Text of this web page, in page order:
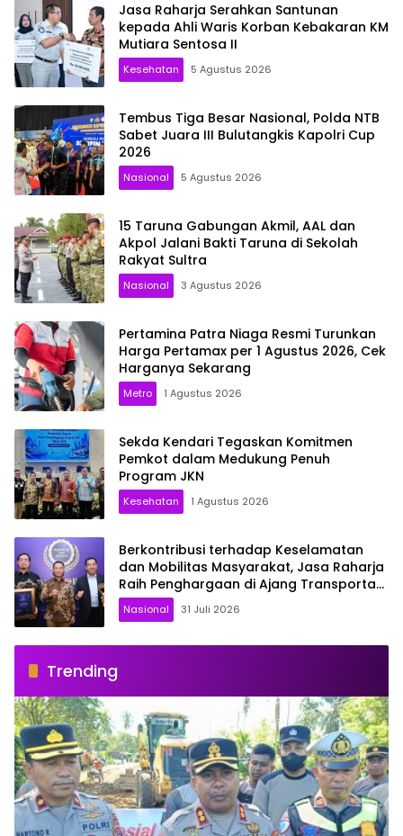
Jasa Raharja Serahkan Santunan
kepada Ahli Waris Korban Kebakaran KM
Mutiara Sentosa II
Kesehatan 5 Agustus 2026
Tembus Tiga Besar Nasional, Polda NTB
Sabet Juara III Bulutangkis Kapolri Cup
2026
Nasional 5 Agustus 2026
15 Taruna Gabungan Akmil, AAL dan
Akpol Jalani Bakti Taruna di Sekolah
Rakyat Sultra
Nasional 3 Agustus 2026
Pertamina Patra Niaga Resmi Turunkan
Harga Pertamax per 1 Agustus 2026, Cek
Harganya Sekarang
Metro 1 Agustus 2026
Sekda Kendari Tegaskan Komitmen
Pemkot dalam Medukung Penuh
Program JKN
Kesehatan 1 Agustus 2026
Berkontribusi terhadap Keselamatan
dan Mobilitas Masyarakat, Jasa Raharja
Raih Penghargaan di Ajang Transportasi
Indonesia Awards 2026
Nasional 31 Juli 2026
Trending